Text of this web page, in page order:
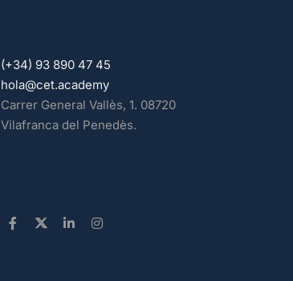
(+34) 93 890 47 45
hola@cet.academy
Carrer General Vallès, 1. 08720
Vilafranca del Penedès.